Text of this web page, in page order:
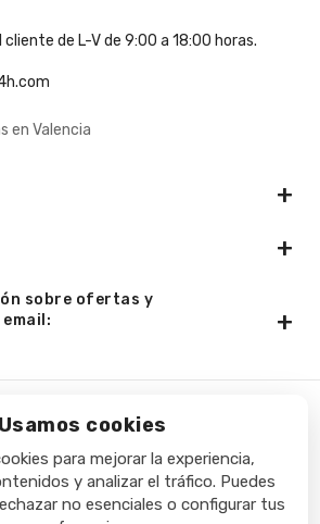
Usamos cookies
para mejorar la experiencia,
y analizar el tráfico. Puedes
no esenciales o configurar tus
de L-V de 9:00 a 18:00 horas.
en Valencia
sobre ofertas y
- Minibar24h.com. Todos los derechos
reservados.